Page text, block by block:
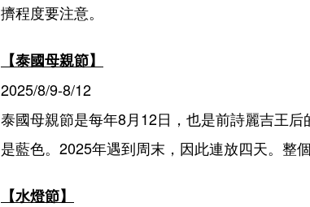
擠程度要注意。
【泰國母親節】
2025/8/9-8/12
泰國母親節是每年8月12日，也是前詩麗吉王
是藍色。2025年遇到周末，因此連放四天。整
【水燈節】